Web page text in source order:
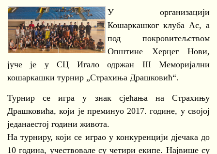
У организацији
Кошаркашког клуба Ас, а
под покровитељством
Општине Херцег Нови,
јуче је у СЦ Игало одржан III Меморијални
кошаркашки турнир „Страхиња Драшковић“.
Турнир се игра у знак сјећања на Страхињу
Драшковића, који је преминуо 2017. године, у својој
једанаестој години живота.
На турниру, који се играо у конкуренцији дјечака до
10 година, учествовале су четири екипе. Највише су